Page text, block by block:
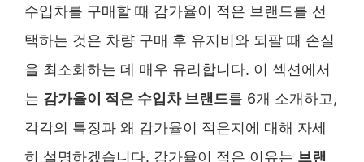
수입차를 구매할 때 감가율이 적은 브랜드를 선
택하는 것은 차량 구매 후 유지비와 되팔 때 손실
을 최소화하는 데 매우 유리합니다. 이 섹션에서
는 감가율이 적은 수입차 브랜드를 6개 소개하고,
각각의 특징과 왜 감가율이 적은지에 대해 자세
히 설명하겠습니다. 감가율이 적은 이유는 브랜